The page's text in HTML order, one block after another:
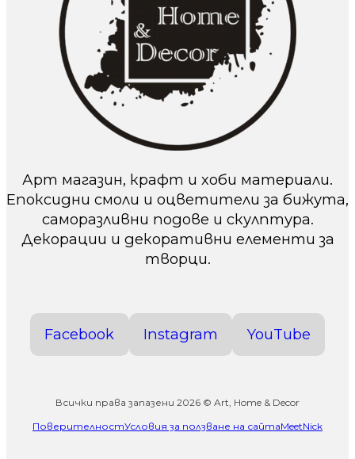
Арт магазин, крафт и хоби материали.
Епоксидни смоли и оцветители за бижута,
саморазливни подове и скулптура.
Декорации и декоративни елементи за
творци.
Facebook Instagram YouTube
Всички права запазени 2026 © Art, Home & Decor
ПоверителностУсловия за ползване на сайтаMeetNick